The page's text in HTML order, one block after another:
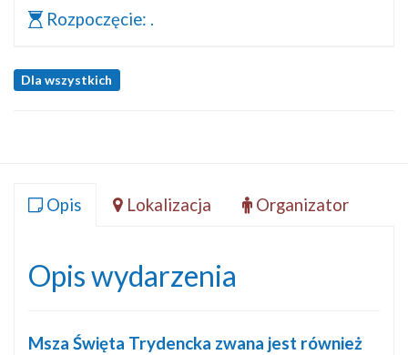
Rozpoczęcie: .
Dla wszystkich
Opis Lokalizacja Organizator
Opis wydarzenia
Msza Święta Trydencka zwana jest również